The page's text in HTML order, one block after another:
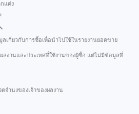
แต่ง
ลเกี่ยวกับการซื้อเพื่อนำไปใช้ในรายงานยอดขาย
งานและประเทศที่ใช้งานของผู้ซื้อ แต่ไม่มีข้อมูลที่
จำนงของเจ้าของผลงาน